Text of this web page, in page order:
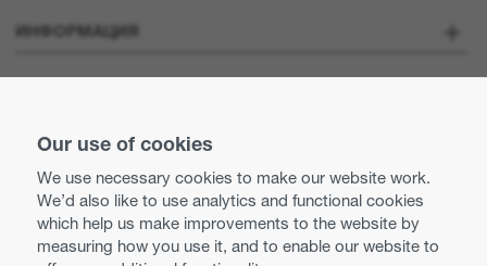
Our use of cookies
We use necessary cookies to make our website work.
We’d also like to use analytics and functional cookies
which help us make improvements to the website by
measuring how you use it, and to enable our website to
О Компании
Пресса о нас
Нормы деловой практики и этики
Равные возможности
ИНФОРМАЦИЯ
Свяжитесь с нами
Использование Cookies